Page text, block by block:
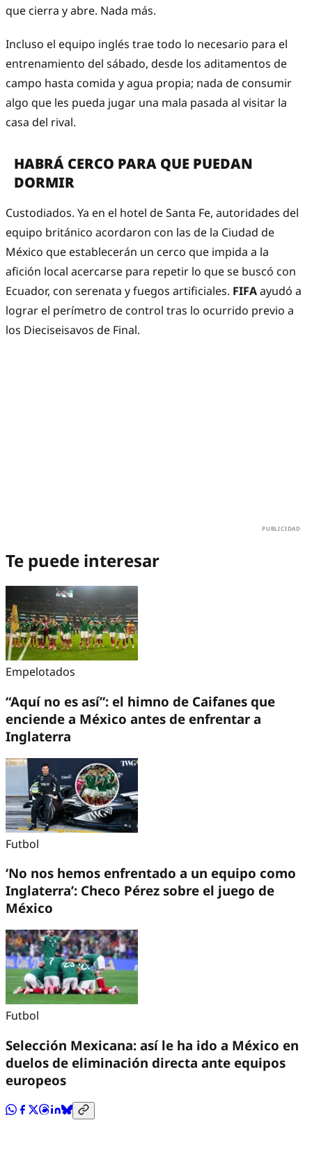
que cierra y abre. Nada más.
Incluso el equipo inglés trae todo lo necesario para el
entrenamiento del sábado, desde los aditamentos de
campo hasta comida y agua propia; nada de consumir
algo que les pueda jugar una mala pasada al visitar la
casa del rival.
HABRÁ CERCO PARA QUE PUEDAN
DORMIR
Custodiados. Ya en el hotel de Santa Fe, autoridades del
equipo británico acordaron con las de la Ciudad de
México que establecerán un cerco que impida a la
afición local acercarse para repetir lo que se buscó con
Ecuador, con serenata y fuegos artificiales. FIFAayudó a
lograr el perímetro de control tras lo ocurrido previo a
los Dieciseisavos de Final.
Te puede interesar
Empelotados
“Aquí no es así”: el himno de Caifanes que
enciende a México antes de enfrentar a
Inglaterra
Futbol
‘No nos hemos enfrentado a un equipo como
Inglaterra’: Checo Pérez sobre el juego de
México
Futbol
Selección Mexicana: así le ha ido a México en
duelos de eliminación directa ante equipos
europeos